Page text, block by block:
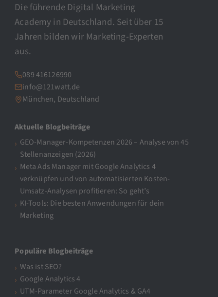
Die führende Digital Marketing
Academy in Deutschland. Seit über 15
Jahren bilden wir Marketing-Experten
aus.
089 416126990
info@121watt.de
München, Deutschland
Aktuelle Blogbeiträge
GEO-Manager-Kompetenzen 2026 – Analyse von 45
Stellenanzeigen (2026)
Meta Ads Manager mit Google Analytics 4
verknüpfen und von automatisierten Kosten-
Umsatz-Analysen profitieren: So geht’s
KI-Tools: Die besten Anwendungen für dein
Marketing
Populäre Blogbeiträge
Was ist SEO?
Google Analytics 4
UTM-Parameter Google Analytics & GA4